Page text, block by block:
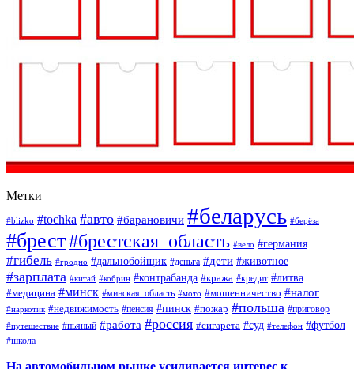
Метки
#blizko #tochka #авто #барановичи #беларусь #берёза
#брест#брестская_область #вело #германия
#гибель #гродно #дальнобойщик #деньга #дети #животное
#зарплата #китай #кобрин #контрабанда #кража #кредит #литва
#медицина #минск #минская_область #мото #мошенничество #налог
#наркотик #недвижимость #пенсия #пинск #пожар #польша #приговор
#путешествие #пьяный #работа #россия #сигарета #суд #телефон #футбол
#школа
На автомобильном рынке усиливается интерес к